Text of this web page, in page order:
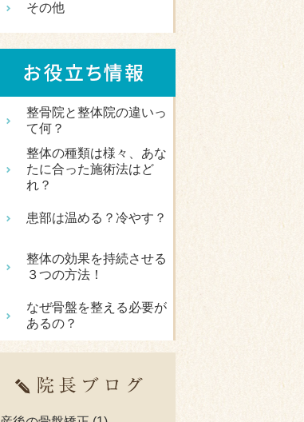
その他
整骨院と整体院の違いっ
て何？
整体の種類は様々、あな
たに合った施術法はど
れ？
患部は温める？冷やす？
整体の効果を持続させる
３つの方法！
なぜ骨盤を整える必要が
あるの？